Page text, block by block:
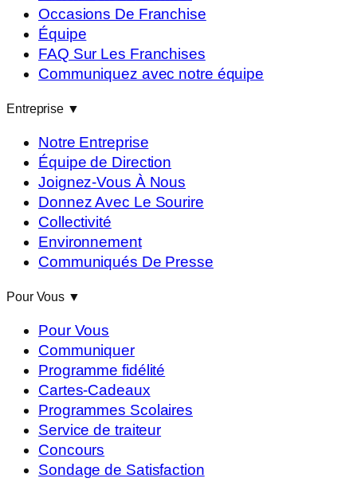
Occasions De Franchise
Équipe
FAQ Sur Les Franchises
Communiquez avec notre équipe
Entreprise ▼
Notre Entreprise
Équipe de Direction
Joignez-Vous À Nous
Donnez Avec Le Sourire
Collectivité
Environnement
Communiqués De Presse
Pour Vous ▼
Pour Vous
Communiquer
Programme fidélité
Cartes-Cadeaux
Programmes Scolaires
Service de traiteur
Concours
Sondage de Satisfaction